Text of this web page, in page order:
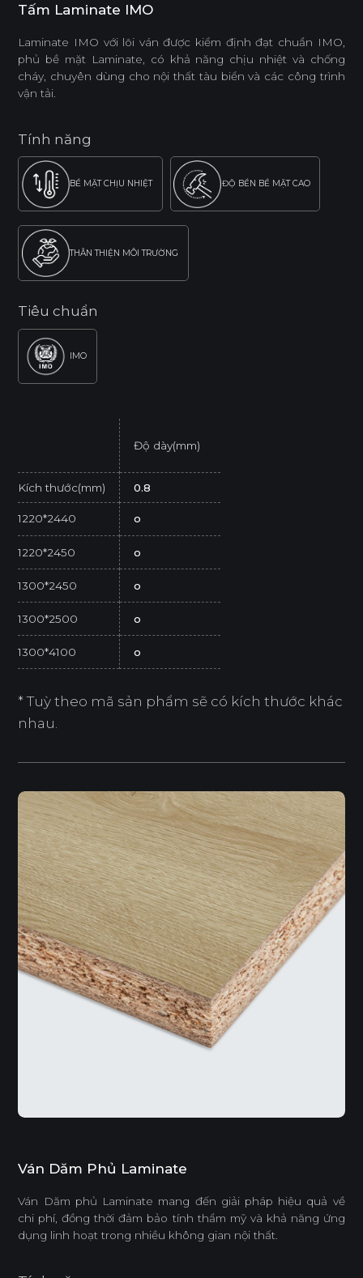
Tấm Laminate IMO
Laminate IMO với lõi ván được kiểm định đạt chuẩn IMO,
phủ bề mặt Laminate, có khả năng chịu nhiệt và chống
cháy, chuyên dùng cho nội thất tàu biển và các công trình
vận tải.
Tính năng
BỀ MẶT CHỊU NHIỆT ĐỘ BỀN BỀ MẶT CAO
THÂN THIỆN MÔI TRƯỜNG
Tiêu chuẩn
IMO
Độ dày(mm)
Kích thước(mm) 0.8
1220*2440 o
1220*2450 o
1300*2450 o
1300*2500 o
1300*4100 o
* Tuỳ theo mã sản phẩm sẽ có kích thước khác
nhau.
Ván Dăm Phủ Laminate
Ván Dăm phủ Laminate mang đến giải pháp hiệu quả về
chi phí, đồng thời đảm bảo tính thẩm mỹ và khả năng ứng
dụng linh hoạt trong nhiều không gian nội thất.